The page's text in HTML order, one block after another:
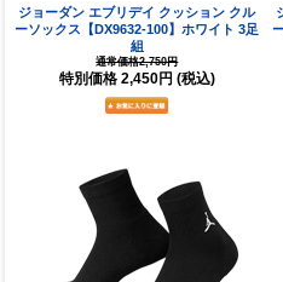
ジョーダン エブリデイ クッション クル
ーソックス【DX9632-100】ホワイト 3足
組
通常価格2,750円
特別価格 2,450円 (税込)